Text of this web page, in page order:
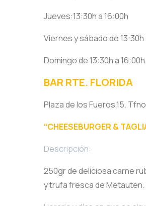
Jueves:13:30h a 16:00h
Viernes y sábado de
Domingo de 13:30h a 16:00h.
BAR RTE. FLORIDA
Plaza de los Fueros,15.
“CHEESEBURGER &
Descripción:
250gr de deliciosa carne
y trufa fresca de Metauten.